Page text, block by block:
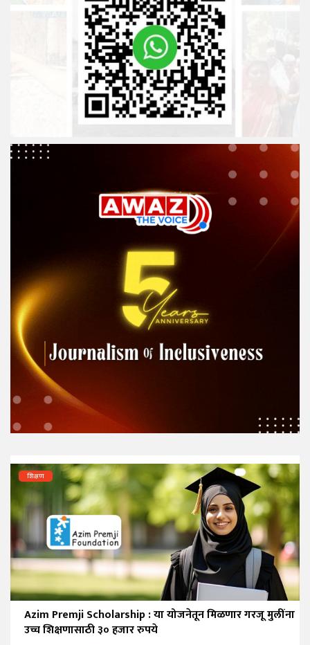
शिक्षण
Azim Premji Scholarship : या योजनेतून मिळणार गरजू मुलींना
उच्च शिक्षणासाठी ३० हजार रुपये